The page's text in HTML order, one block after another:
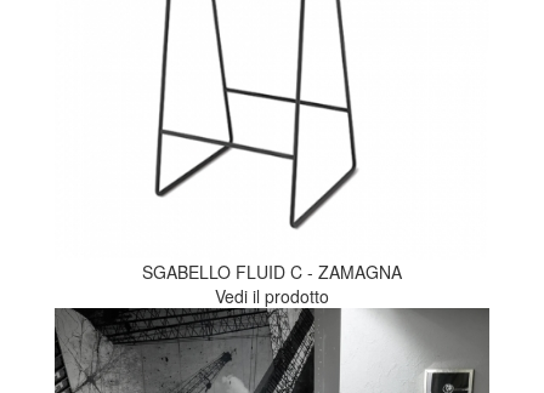
SGABELLO FLUID C - ZAMAGNA
Vedi il prodotto